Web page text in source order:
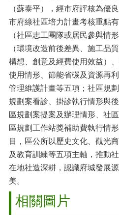
（蘇泰平），經市府評核為優
市府綠社區培力計畫考核重點
（社區志工團隊或居民參與情
（環境改造前後差異、施工品
構想、創意及經費使用效益）
使用情形、節能省碳及資源再
管理維護計畫等五項；社區規
規劃案看診、掛診執行情形與
區規劃案提案及辦理情形、社
區規劃工作站獎補助費執行情
目，區公所以歷史文化、觀光
及教育訓練等五項主軸，推動
在地社造深耕，認識府城發展
美。
相關圖片